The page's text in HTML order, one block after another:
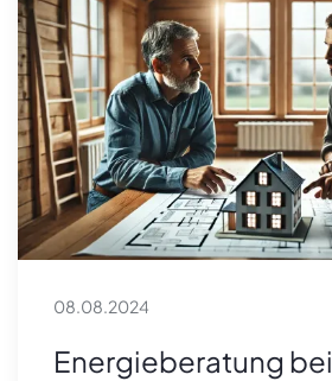
08.08.2024
Energieberatung bei